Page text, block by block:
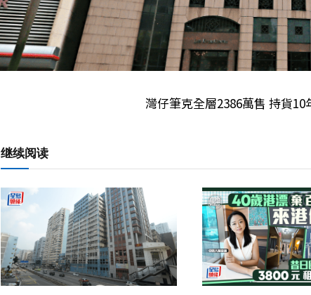
灣仔筆克全層2386萬售 持貨
继续阅读